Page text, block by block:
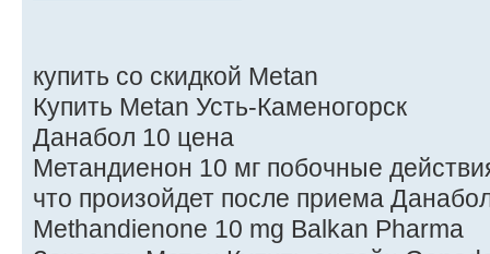
купить со скидкой Metan
Купить Metan Усть-Каменогорск
Данабол 10 цена
Метандиенон 10 мг побочные
что произойдет после приема
Methandienone 10 mg Balkan Pharma